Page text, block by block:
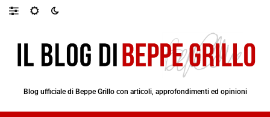
Blog ufficiale di Beppe Grillo con articoli, approfondimenti ed opinioni